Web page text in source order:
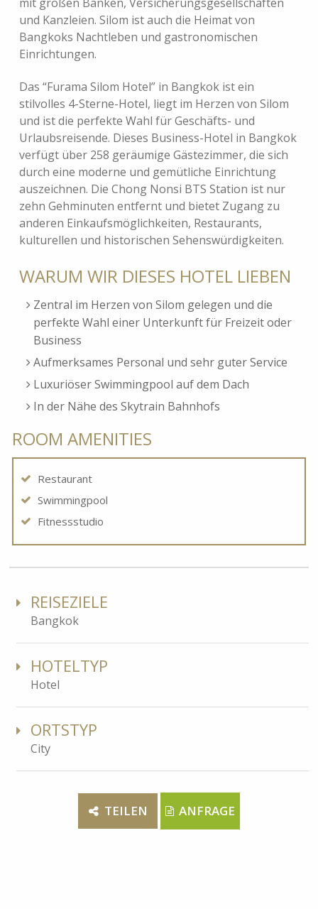
und Kanzleien. Silom ist auch die Heimat von
Bangkoks Nachtleben und gastronomischen
Einrichtungen.
Das “Furama Silom Hotel” in Bangkok ist ein
stilvolles 4-Sterne-Hotel, liegt im Herzen von Silom
und ist die perfekte Wahl für Geschäfts- und
Urlaubsreisende. Dieses Business-Hotel in Bangkok
verfügt über 258 geräumige Gästezimmer, die sich
durch eine moderne und gemütliche Einrichtung
auszeichnen. Die Chong Nonsi BTS Station ist nur
zehn Gehminuten entfernt und bietet Zugang zu
anderen Einkaufsmöglichkeiten, Restaurants,
kulturellen und historischen Sehenswürdigkeiten.
WARUM WIR DIESES HOTEL LIEBEN
Zentral im Herzen von Silom gelegen und die
perfekte Wahl einer Unterkunft für Freizeit oder
Business
Aufmerksames Personal und sehr guter Service
Luxuriöser Swimmingpool auf dem Dach
In der Nähe des Skytrain Bahnhofs
ROOM AMENITIES
Restaurant
Swimmingpool
Fitnessstudio
REISEZIELE
Bangkok
HOTELTYP
Hotel
ORTSTYP
City
TEILEN ANFRAGE